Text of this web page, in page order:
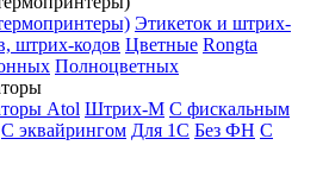
Этикеток и штрих-
штрих-кодов Цветные Rongta
Полноцветных
Atol Штрих-М С фискальным
С эквайрингом Для 1С Без ФН С